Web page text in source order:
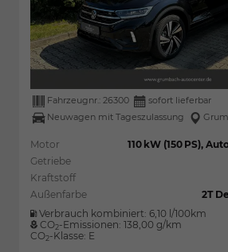
Fahrzeugnr.: 26300
sofort lieferbar
Neuwagen mit Tageszulassung
Motor
110 kW (150 PS),
Getriebe
Kraftstoff
Außenfarbe
2T
Verbrauch kombiniert: 6,10 l/100km
CO2-Emissionen: 138,00 g/km
CO2-Klasse: E